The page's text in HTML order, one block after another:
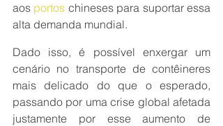
aos portos chineses para suportar essa
alta demanda mundial.
Dado isso, é possível enxergar um
cenário no transporte de contêineres
mais delicado do que o esperado,
passando por uma crise global afetada
justamente por esse aumento de